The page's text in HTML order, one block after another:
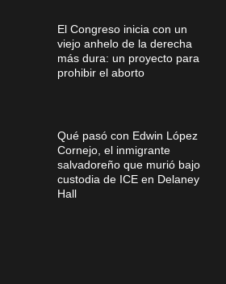
El Congreso inicia con un
viejo anhelo de la derecha
más dura: un proyecto para
prohibir el aborto
Qué pasó con Edwin López
Cornejo, el inmigrante
salvadoreño que murió bajo
custodia de ICE en Delaney
Hall